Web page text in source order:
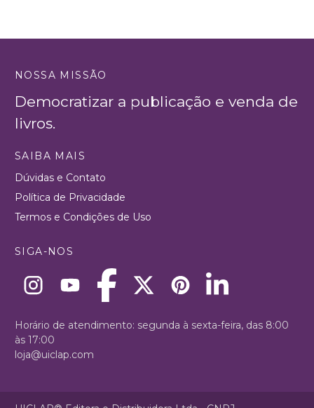
NOSSA MISSÃO
Democratizar a publicação e venda de
livros.
SAIBA MAIS
Dúvidas e Contato
Política de Privacidade
Termos e Condições de Uso
SIGA-NOS
Horário de atendimento: segunda à sexta-feira, das 8:00
às 17:00
loja@uiclap.com